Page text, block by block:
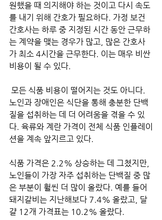
원했을 때 의지해야 하는 것이고 다시 속도
를 내기 위해 간호가 필요하다. 가정 보건
간호사는 하루 중 지정된 시간 동안 근무하
는 계약을 맺는 경우가 많고, 많은 간호사
가 최소 4시간을 근무한다. 이는 매우 비싼
비용이 될 수 있다.
노인과 장애인은 식단을 통해 충분한 단백
질을 섭취하는 데 더 어려움을 겪을 수 있
다. 육류와 계란 가격이 전체 식품 인플레이
션을 계속 앞지르고 있다.
식품 가격은 2.2% 상승하는 데 그쳤지만,
노인들이 가장 자주 섭취하는 단백질 중 많
은 부분이 훨씬 더 많이 올랐다. 예를 들어
돼지갈비는 지난해보다 7.4% 올랐고, 달
걀 12개 가격표는 10.2% 올랐다.